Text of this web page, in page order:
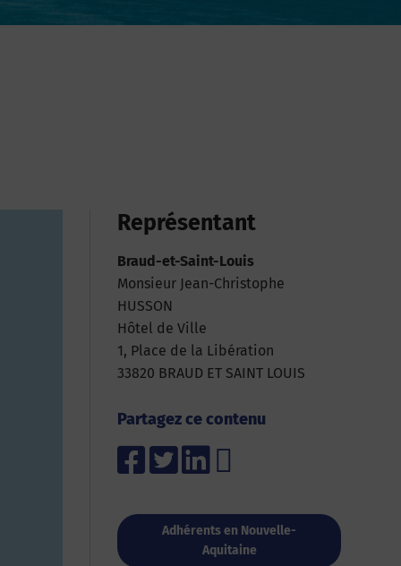
Représentant
Braud-et-Saint-Louis
Monsieur Jean-Christophe
HUSSON
Hôtel de Ville
1, Place de la Libération
33820 BRAUD ET SAINT LOUIS
Partagez ce contenu
Adhérents en Nouvelle-
Aquitaine